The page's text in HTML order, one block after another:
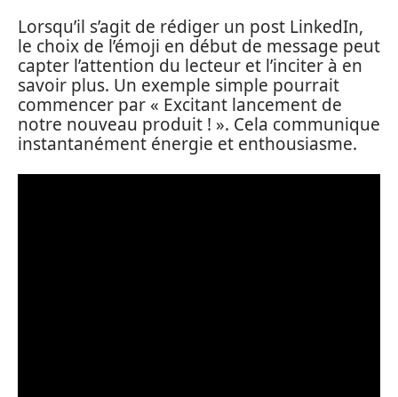
Lorsqu’il s’agit de rédiger un post LinkedIn,
le choix de l’émoji en début de message peut
capter l’attention du lecteur et l’inciter à en
savoir plus. Un exemple simple pourrait
commencer par « Excitant lancement de
notre nouveau produit ! ». Cela communique
instantanément énergie et enthousiasme.